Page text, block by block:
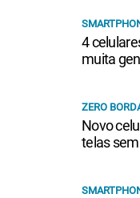
4
muita
ZERO
Novo
telas